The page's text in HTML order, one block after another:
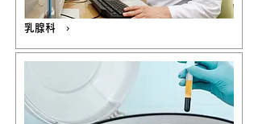
乳腺科 ›